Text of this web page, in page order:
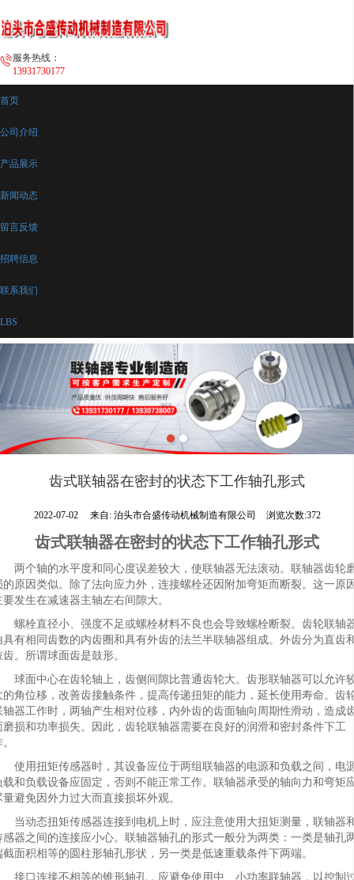
服务热线：
13931730177
首页
公司介绍
产品展示
新闻动态
留言反馈
招聘信息
联系我们
LBS
齿式联轴器在密封的状态下工作轴孔形式
2022-07-02 来自: 泊头市合盛传动机械制造有限公司 浏览次数:372
齿式联轴器在密封的状态下工作轴孔形式
个轴的水平度和同心度误差较大，使联轴器无法滚动。联轴器齿轮
的原因类似。除了法向应力外，连接螺栓还因附加弯矩而断裂。这一原
要发生在减速器主轴左右间隙大。
栓直径小、强度不足或螺栓材料不良也会导致螺栓断裂。齿轮联轴
具有相同齿数的内齿圈和具有外齿的法兰半联轴器组成。外齿分为直齿
齿。所谓球面齿是鼓形。
面中心在齿轮轴上，齿侧间隙比普通齿轮大。齿形联轴器可以允许
的角位移，改善齿接触条件，提高传递扭矩的能力，延长使用寿命。齿
轴器工作时，两轴产生相对位移，内外齿的齿面轴向周期性滑动，造成
磨损和功率损失。因此，齿轮联轴器需要在良好的润滑和密封条件下工
用扭矩传感器时，其设备应位于两组联轴器的电源和负载之间，电
载和负载设备应固定，否则不能正常工作。联轴器承受的轴向力和弯矩
量避免因外力过大而直接损坏外观。
动态扭矩传感器连接到电机上时，应注意使用大扭矩测量，联轴器
感器之间的连接应小心。联轴器轴孔的形式一般分为两类：一类是轴孔
截面积相等的圆柱形轴孔形状，另一类是低速重载条件下两端。
口连接不相等的锥形轴孔，应避免使用中、小功率联轴器，以控制